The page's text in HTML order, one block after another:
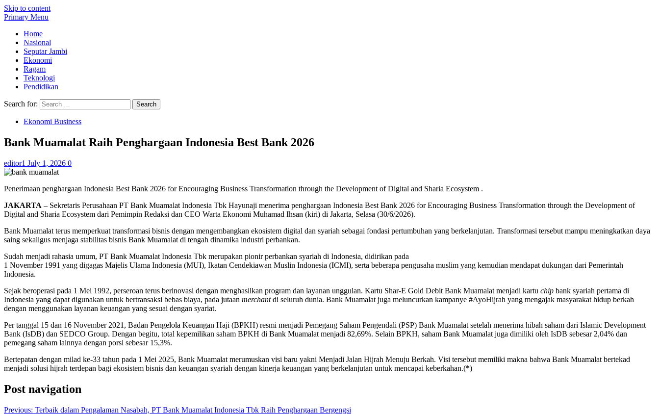
Skip to content
Primary Menu
Home
Nasional
Seputar Jambi
Ekonomi
Ragam
Teknologi
Pendidikan
Search for:
Ekonomi Business
Bank Muamalat Raih Penghargaan Indonesia Best Bank 2026
editor1 July 1, 2026 0
Penerimaan penghargaan Indonesia Best Bank 2026 for Encouraging Business Transformation through the Development of Digital and Sharia Ecosystem .
JAKARTA – Sekretaris Perusahaan PT Bank Muamalat Indonesia Tbk Hayunaji menerima penghargaan Indonesia Best Bank 2026 for Encouraging Business Transformation through the Development of
Digital and Sharia Ecosystem dari Pemimpin Redaksi dan CEO Warta Ekonomi Muhamad Ihsan (kiri) di Jakarta, Selasa (30/6/2026).
Bank Muamalat terus memperkuat transformasi bisnis dengan mengembangkan ekosistem digital dan syariah sebagai fondasi pertumbuhan yang berkelanjutan. Transformasi tersebut mampu meningkatkan daya
saing sekaligus menjaga stabilitas bisnis Bank Muamalat di tengah dinamika industri perbankan.
Sudah menjadi rahasia umum, PT Bank Muamalat Indonesia Tbk merupakan pionir perbankan syariah di Indonesia, didirikan pada
1 November 1991 yang digagas Majelis Ulama Indonesia (MUI), Ikatan Cendekiawan Muslin Indonesia (ICMI), serta beberapa pengusaha muslim yang kemudian mendapat dukungan dari Pemerintah
Indonesia.
Sejak beroperasi pada 1 Mei 1992, perseroan terus berinovasi dengan menghasilkan program dan layanan unggulan. Kartu Shar-E Gold Debit Bank Muamalat menjadi kartu chip bank syariah pertama di
Indonesia yang dapat digunakan untuk bertransaksi bebas biaya, pada jutaan merchantdi seluruh dunia. Bank Muamalat juga meluncurkan kampanye #AyoHijrah yang mengajak masyarakat hidup berkah
dengan menggunakan layanan keuangan yang sesuai dengan syariat.
Per tanggal 15 dan 16 November 2021, Badan Pengelola Keuangan Haji (BPKH) resmi menjadi Pemegang Saham Pengendali (PSP) Bank Muamalat setelah menerima hibah saham dari Islamic Development
Bank (IsDB) dan SEDCO Group. Dengan begitu, total kepemilikan saham BPKH di Bank Muamalat menjadi 82,69%. Selain BPKH, saham Bank Muamalat juga dimiliki oleh IsDB sebesar 2,04% dan
pemegang saham lainnya dengan porsi sebesar 15,3%.
Bertepatan dengan milad ke-33 tahun pada 1 Mei 2025, Bank Muamalat merumuskan visi baru yakni Menjadi Jalan Hijrah Menuju Berkah. Visi tersebut memiliki makna bahwa Bank Muamalat bertekad
menjadi solusi hijrah terdepan bagi ekosistem bisnis dan keuangan syariah dengan kinerja keuangan yang berkelanjutan untuk mencapai keberkahan.(*)
Post navigation
Previous: Terbaik dalam Pengalaman Nasabah, PT Bank Muamalat Indonesia Tbk Raih Penghargaan Bergengsi